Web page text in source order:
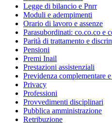
Legge di bilancio e Pnrr
Moduli e adempimenti
Orario di lavoro e assenze
Parasubordinati: co.co.co e
Parità di trattamento e
Pensioni
Premi Inail
Prestazioni assistenziali
Previdenza complementare
Privacy
Professioni
Provvedimenti disciplinari
Pubblica amministrazione
Retribuzione